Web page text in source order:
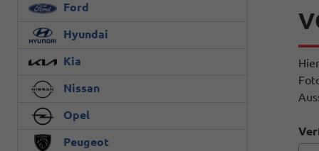
Ford
Hyundai
Kia
Nissan
Opel
Peugeot